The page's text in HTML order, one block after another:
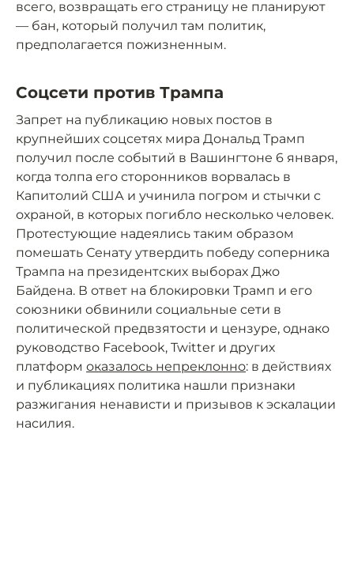
всего, возвращать его страницу не планируют
— бан, который получил там политик,
предполагается пожизненным.
Соцсети против Трампа
Запрет на публикацию новых постов в
крупнейших соцсетях мира Дональд Трамп
получил после событий в Вашингтоне 6 января,
когда толпа его сторонников ворвалась в
Капитолий США и учинила погром и стычки с
охраной, в которых погибло несколько человек.
Протестующие надеялись таким образом
помешать Сенату утвердить победу соперника
Трампа на президентских выборах Джо
Байдена. В ответ на блокировки Трамп и его
союзники обвинили социальные сети в
политической предвзятости и цензуре, однако
руководство Facebook, Twitter и других
платформ оказалось непреклонно: в действиях
и публикациях политика нашли признаки
разжигания ненависти и призывов к эскалации
насилия.